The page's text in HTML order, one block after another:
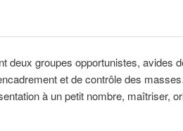
deux groupes opportunistes, avides
et de contrôle des
à un petit nombre, maîtriser,